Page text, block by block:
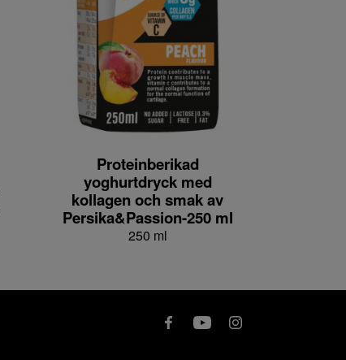
Proteinberikad
yoghurtdryck med
kollagen och smak av
Persika&Passion-250 ml
250 ml